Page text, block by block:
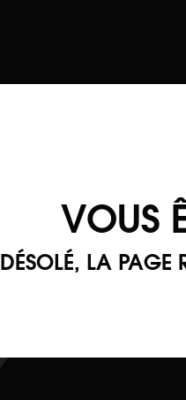
VOUS
DÉSOLÉ, LA PAGE